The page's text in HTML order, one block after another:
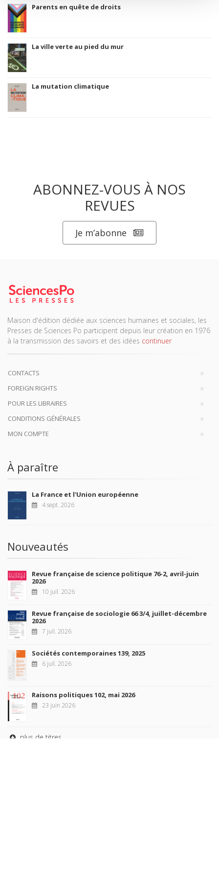
Parents en quête de droits
La ville verte au pied du mur
La mutation climatique
ABONNEZ-VOUS À NOS
REVUES
Je m’abonne
Maison d'édition dédiée aux sciences humaines et sociales, les
Presses de Sciences Po participent depuis leur création en 1976
à la transmission des savoirs et des idées continuer
CONTACTS
FOREIGN RIGHTS
POUR LES LIBRAIRES
CONDITIONS GÉNÉRALES
MON COMPTE
À paraître
La France et l'Union européenne
4 sept. 2026
Nouveautés
Revue française de science politique 76-2, avril-juin
2026
10 juil. 2026
Revue française de sociologie 66 3/4, juillet-décembre
2026
7 juil. 2026
Sociétés contemporaines 139, 2025
6 juil. 2026
Raisons politiques 102, mai 2026
23 juin 2026
plus de titres